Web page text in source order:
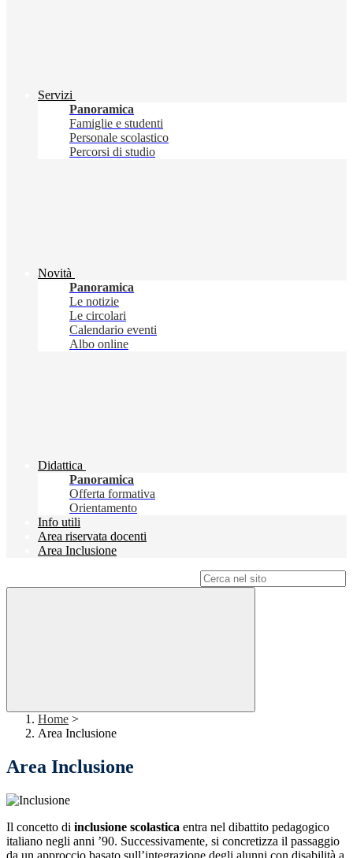
Servizi
Panoramica
Famiglie e studenti
Personale scolastico
Percorsi di studio
Novità
Panoramica
Le notizie
Le circolari
Calendario eventi
Albo online
Didattica
Panoramica
Offerta formativa
Orientamento
Info utili
Area riservata docenti
Area Inclusione
Home >
Area Inclusione
Area Inclusione
Il concetto di inclusione scolastica entra nel dibattito pedagogico
italiano negli anni ’90. Successivamente, si concretizza il passaggio